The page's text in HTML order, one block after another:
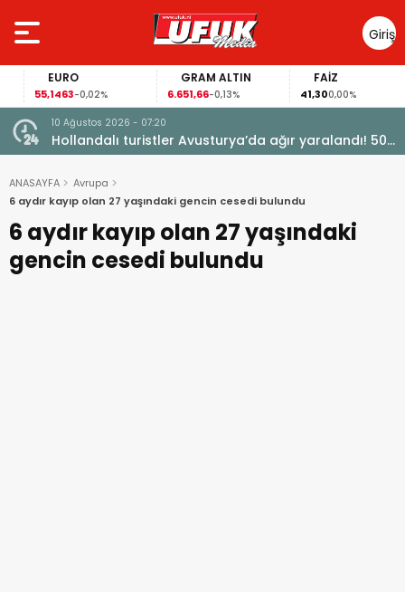
Giriş
Yap
EURO
55,1463-0,02%
GRAM ALTIN
6.651,66-0,13%
FAİZ
41,300,00%
10 Ağustos 2026 - 07:20
Hollandalı turistler Avusturya’da ağır yaralandı! 50
metrelik uçuruma düştü
ANASAYFA
Avrupa
6 aydır kayıp olan 27 yaşındaki gencin cesedi bulundu
6 aydır kayıp olan 27 yaşındaki
gencin cesedi bulundu